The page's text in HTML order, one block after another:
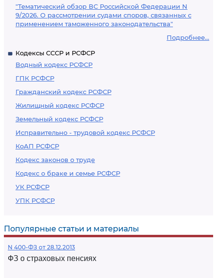
"Тематический обзор ВС Российской Федерации N
9/2026. О рассмотрении судами споров, связанных с
применением таможенного законодательства"
Подробнее...
Кодексы СССР и РСФСР
Водный кодекс РСФСР
ГПК РСФСР
Гражданский кодекс РСФСР
Жилищный кодекс РСФСР
Земельный кодекс РСФСР
Исправительно - трудовой кодекс РСФСР
КоАП РСФСР
Кодекс законов о труде
Кодекс о браке и семье РСФСР
УК РСФСР
УПК РСФСР
Популярные статьи и материалы
N 400-ФЗ от 28.12.2013
ФЗ о страховых пенсиях